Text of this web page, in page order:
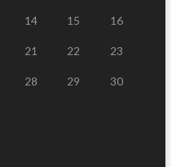
14 15 16
21 22 23
28 29 30